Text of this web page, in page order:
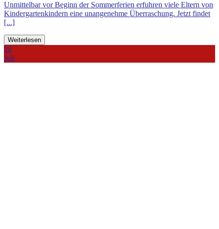
Unmittelbar vor Beginn der Sommerferien erfuhren viele Eltern von
Kindergartenkindern eine unangenehme Überraschung. Jetzt findet
[...]
Weiterlesen
20
Juli